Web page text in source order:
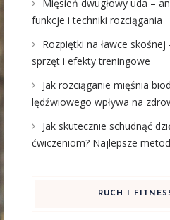
Mięsień dwugłowy uda –
funkcje i techniki rozciągania
Rozpiętki na ławce skośnej
sprzęt i efekty treningowe
Jak rozciąganie mięśnia
lędźwiowego wpływa na
Jak skutecznie schudnąć
ćwiczeniom? Najlepsze
RUCH I